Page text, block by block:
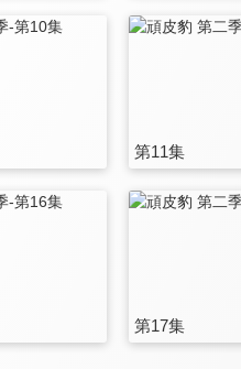
第11集
第17集